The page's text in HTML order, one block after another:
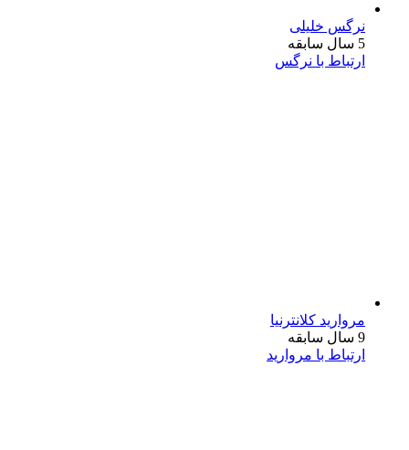
نرگس خلیلی
5 سال سابقه
ارتباط با نرگس
مروارید کلانترنیا
9 سال سابقه
ارتباط با مروارید